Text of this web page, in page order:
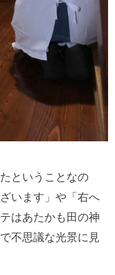
ということなの
います」や「右へ
はあたかも田の神
不思議な光景に見